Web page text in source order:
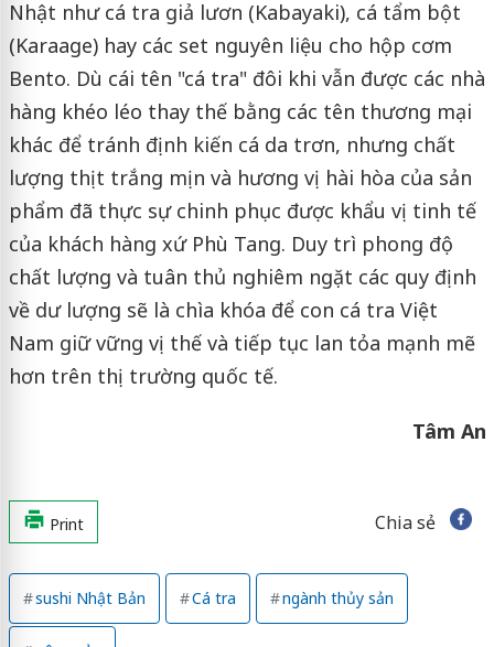
Nhật như cá tra giả lươn (Kabayaki), cá tẩm bột
(Karaage) hay các set nguyên liệu cho hộp cơm
Bento. Dù cái tên "cá tra" đôi khi vẫn được các nhà
hàng khéo léo thay thế bằng các tên thương mại
khác để tránh định kiến cá da trơn, nhưng chất
lượng thịt trắng mịn và hương vị hài hòa của sản
phẩm đã thực sự chinh phục được khẩu vị tinh tế
của khách hàng xứ Phù Tang. Duy trì phong độ
chất lượng và tuân thủ nghiêm ngặt các quy định
về dư lượng sẽ là chìa khóa để con cá tra Việt
Nam giữ vững vị thế và tiếp tục lan tỏa mạnh mẽ
hơn trên thị trường quốc tế.
Tâm An
Print Chia sẻ
sushi Nhật Bản Cá tra ngành thủy sản